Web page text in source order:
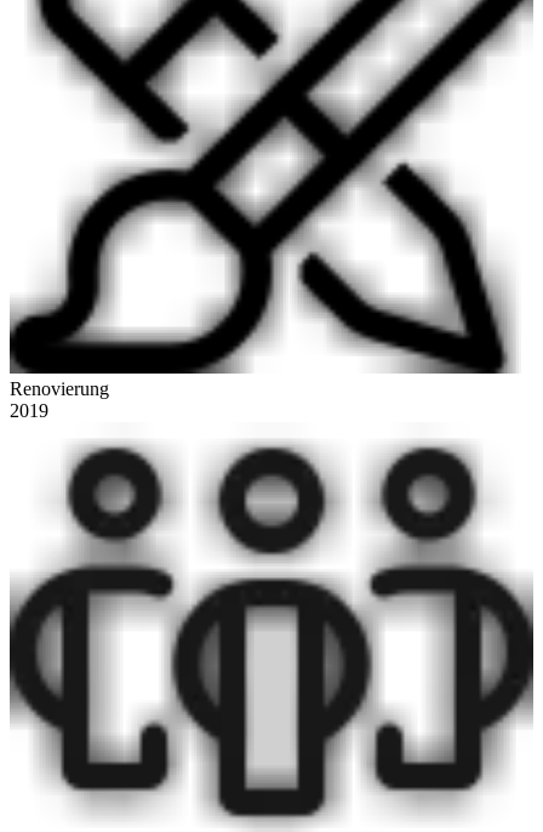
Renovierung
2019